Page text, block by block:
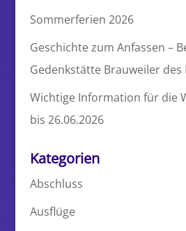
Sommerferien 2026
Geschichte zum Anfassen –
Gedenkstätte Brauweiler des
Wichtige Information für die
bis 26.06.2026
Kategorien
Abschluss
Ausflüge